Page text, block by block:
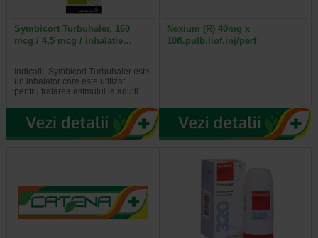
Symbicort Turbuhaler, 160
mcg / 4,5 mcg / inhalatie…
Indicatii: Symbicort Turbuhaler este
un inhalator care este utilizat
pentru tratarea astmului la adulti…
Nexium (R) 40mg x
10fl.pulb.liof.inj/perf